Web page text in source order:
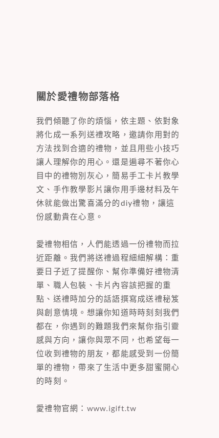
關於愛禮物部落格
我們傾聽了你的煩惱，依主題、依對象
將化成一系列送禮攻略，邀請你用對的
方法找到合適的禮物，並且用些小技巧
讓人理解你的用心。還是遍尋不著你心
目中的禮物別灰心，簡易手工卡片教學
文、手作教學影片讓你用手邊材料及午
休就能做出驚喜滿分的diy禮物，讓這
份感動貴在心意。
愛禮物相信，人們能透過一份禮物而拉
近距離。我們將送禮過程細細解構：重
要日子近了提醒你、幫你準備好禮物清
單、職人包裝、卡片內容該把握的重
點、送禮時加分的話語撰寫成送禮秘笈
與創意情境。想讓你知道時時刻刻我們
都在，你遇到的難題我們來幫你指引靈
感與方向，讓你與眾不同，也希望每一
位收到禮物的朋友，都能感受到一份簡
單的禮物，帶來了生活中更多甜蜜開心
的時刻。
愛禮物官網： www.igift.tw